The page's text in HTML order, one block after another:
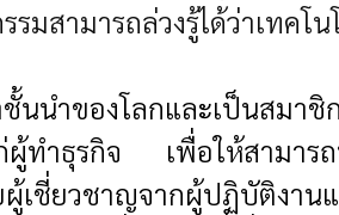
ามารถล่วงรู้ได้ว่าเทคโ
นำของโลกและเป็นสมาชิ
ผู้ทำธุรกิจ เพื่อให้สามาร
เชี่ยวชาญจากผู้ปฏิบัติงา